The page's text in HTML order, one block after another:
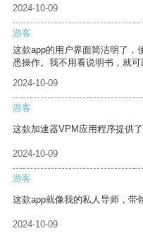
2024-10-09
游客
这款app的用户界面简洁明了，
悉操作。我不用看说明书，就可
2024-10-09
游客
这款加速器VPM应用程序提供
2024-10-09
游客
这款app就像我的私人导师，带
2024-10-09